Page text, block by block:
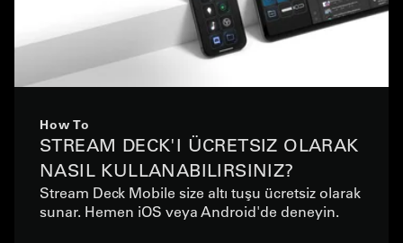
How To
STREAM DECK'I ÜCRETSIZ OLARAK
NASIL KULLANABILIRSINIZ?
Stream Deck Mobile size altı tuşu ücretsiz olarak
sunar. Hemen iOS veya Android'de deneyin.